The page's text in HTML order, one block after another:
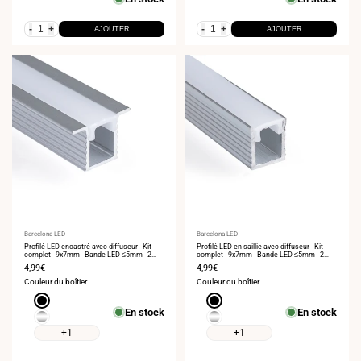
- + AJOUTER - + AJOUTER
Fournisseur
:
Barcelona LED
Profilé LED encastré avec diffuseur - Kit
complet - 9x7mm - Bande LED ≤5mm - 2
Prix
de
vente
4,99€
Couleur du boîtier
Noir
Argent
+1
En stock
Fournisseur
:
Barcelona LED
Profilé LED en saillie avec diffuseur - Kit
complet - 9x7mm - Bande LED ≤5mm - 2
Prix
de
vente
4,99€
Couleur du boîtier
Noir
Argent
+1
En stock